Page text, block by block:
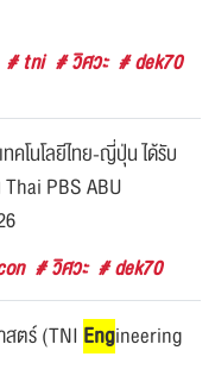
# tni # วิศวะ # dek70
โนโลยีไทย-ญี่ปุ่น ได้รับ
Thai PBS ABU
# วิศวะ # dek70
ตร์ (TNI Engineering